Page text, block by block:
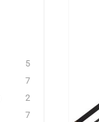
5
7
2
7